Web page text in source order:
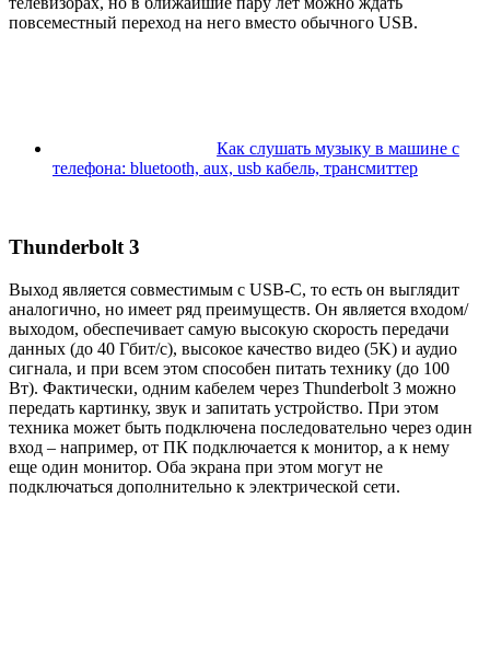
повсеместный переход на него вместо обычного USB.
Как слушать музыку в машине с
телефона: bluetooth, aux, usb кабель, трансмиттер
Thunderbolt 3
Выход является совместимым с USB-C, то есть он выглядит
аналогично, но имеет ряд преимуществ. Он является входом/
выходом, обеспечивает самую высокую скорость передачи
данных (до 40 Гбит/с), высокое качество видео (5K) и аудио
сигнала, и при всем этом способен питать технику (до 100
Вт). Фактически, одним кабелем через Thunderbolt 3 можно
передать картинку, звук и запитать устройство. При этом
техника может быть подключена последовательно через один
вход – например, от ПК подключается к монитор, а к нему
еще один монитор. Оба экрана при этом могут не
подключаться дополнительно к электрической сети.